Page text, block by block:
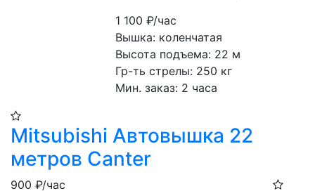
1 100₽/час
Вышка: коленчатая
Высота подъема: 22 м
Гр-ть стрелы: 250 кг
Мин. заказ: 2 часа
Mitsubishi Автовышка 22
метров Canter
900 ₽/час